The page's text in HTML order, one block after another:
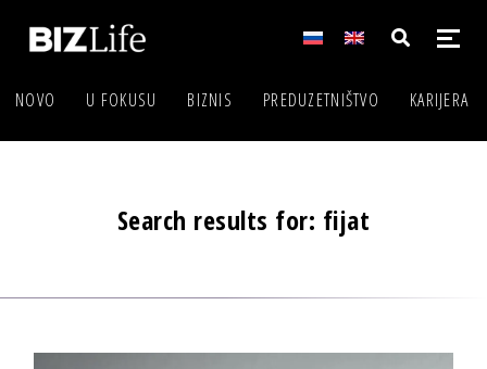
NOVO U FOKUSU BIZNIS PREDUZETNIŠTVO KARIJERA
Search results for: fijat